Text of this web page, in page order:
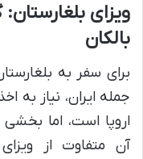
ویزای
بالکان
برای سفر به
جمله ایران، نیاز به
اروپا است، اما
آن متفاوت از